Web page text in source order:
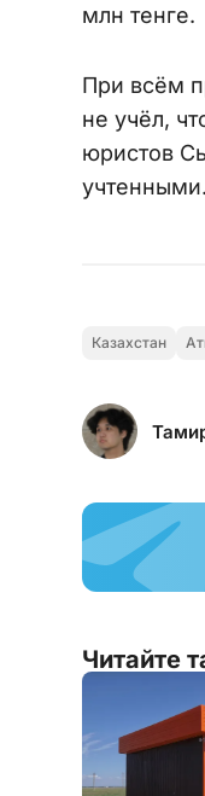
млн тенге.
При всём
не учёл,
юристов
Казахстан
Читайте